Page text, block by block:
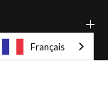
Français